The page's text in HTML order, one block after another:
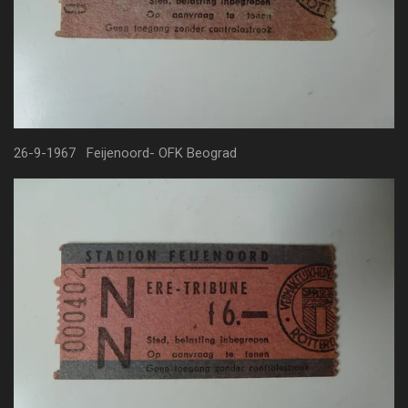
26-9-1967 Feijenoord- OFK Beograd